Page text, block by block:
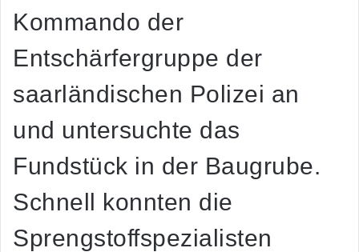
Kommando der
Entschärfergruppe der
saarländischen Polizei an
und untersuchte das
Fundstück in der Baugrube.
Schnell konnten die
Sprengstoffspezialisten